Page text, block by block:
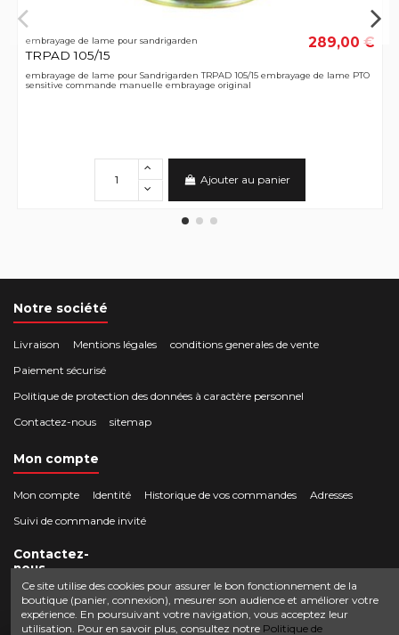
embrayage de lame pour sandrigarden
TRPAD 105/15
289,00 €
embrayage de lame pour Sandrigarden TRPAD 105/15 embrayage de lame PTO
sensitive commande manuelle embrayage original
Ajouter au panier
Notre société
Livraison Mentions légales
conditions generales de vente
Paiement sécurisé
Politique de protection des données à caractère personnel
Contactez-nous
sitemap
Mon compte
Mon compte Identité Historique de vos commandes
Adresses
Suivi de commande invité
Contactez-
nous
Crocbois-motoculture.com
50 route de Villefort 48800 Pied-de-Borne
0624436257
Ce site utilise des cookies pour assurer le bon fonctionnement de la
boutique (panier, connexion), mesurer son audience et améliorer votre
expérience. En poursuivant votre navigation, vous acceptez leur
utilisation. Pour en savoir plus, consultez notre Politique de